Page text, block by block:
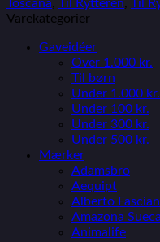
Toscana, Til Rytteren, Til
Varekategorier
Gaveidéer
Over 1.000 kr.
Til børn
Under 1.000 kr.
Under 100 kr.
Under 300 kr.
Under 500 kr.
Mærker
Adamsbro
Aequipt
Alberto
Amazona Sueca
Animalife